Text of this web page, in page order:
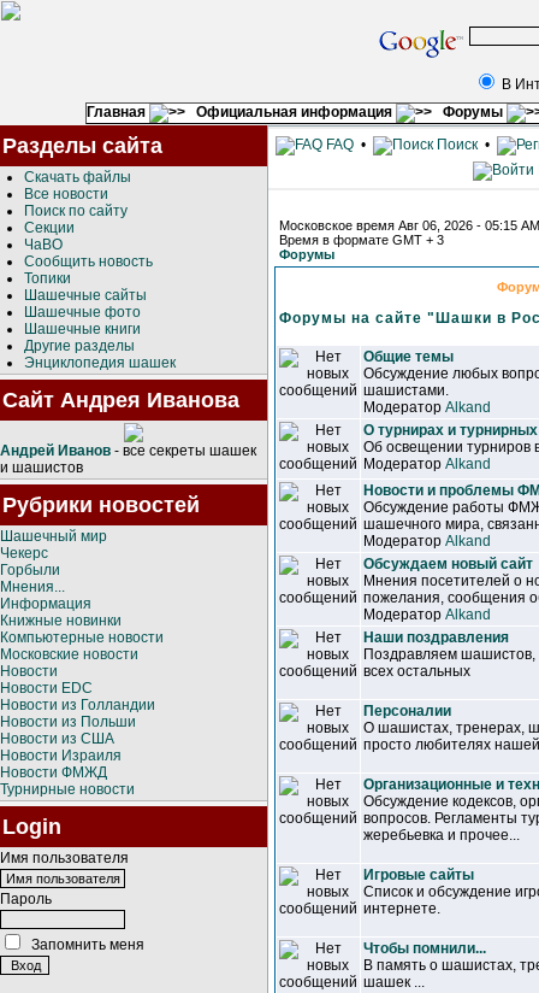
В
Главная
Официальная информация Форумы
Разделы сайта
Скачать файлы
Все новости
Поиск по сайту
Секции
ЧаВО
Сообщить новость
Топики
Шашечные сайты
Шашечные фото
Шашечные книги
Другие разделы
Энциклопедия шашек
Сайт Андрея Иванова
Андрей Иванов - все секреты шашек
и шашистов
Рубрики новостей
Шашечный мир
Чекерс
Горбыли
Мнения...
Информация
Книжные новинки
Компьютерные новости
Московские новости
Новости
Новости EDC
Новости из Голландии
Новости из Польши
Новости из США
Новости Израиля
Новости ФМЖД
Турнирные новости
Login
Имя пользователя
Пароль
Запомнить меня
FAQ • Поиск •
Московское время Авг 06, 2026 - 05:15 AM
Время в формате GMT + 3
Форумы
Форумы на сайте "Шашки в
Общие темы
Обсуждение любых
шашистами.
Модератор Alkand
О турнирах и
Об освещении турниров
Модератор Alkand
Новости и проблемы
Обсуждение работы
шашечного мира,
Модератор Alkand
Обсуждаем новый сайт
Мнения посетителей о
пожелания, сообщения
Модератор Alkand
Наши поздравления
Поздравляем шашистов,
всех остальных
Персоналии
О шашистах, тренерах,
просто любителях
Организационные и
Обсуждение кодексов,
вопросов. Регламенты
жеребьевка и прочее...
Игровые сайты
Список и обсуждение
интернете.
Чтобы помнили...
В память о шашистах,
шашек ...